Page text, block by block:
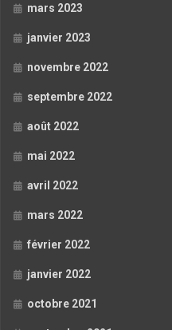
mars 2023
janvier 2023
novembre 2022
septembre 2022
août 2022
mai 2022
avril 2022
mars 2022
février 2022
janvier 2022
octobre 2021